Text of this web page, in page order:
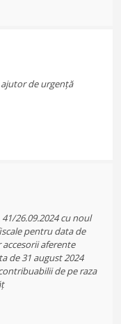
de urgență
26.09.2024 cu noul
pentru data de
aferente
de 31 august 2024
de pe raza